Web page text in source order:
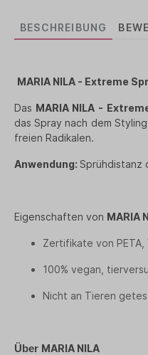
BESCHREIBUNG
MARIA NILA - Extreme
Das MARIA NILA -
das Spray nach dem
freien Radikalen.
Anwendung: Sprühdistanz
Eigenschaften von MARIA
Zertifikate von PETA,
100% vegan,
Nicht an Tieren
Über MARIA NILA